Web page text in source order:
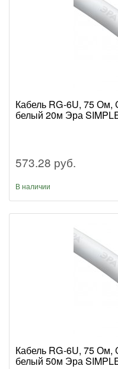
Кабель RG-6U, 75 Ом,
белый 20м Эра
573.28 руб.
В наличии
Кабель RG-6U, 75 Ом,
белый 50м Эра